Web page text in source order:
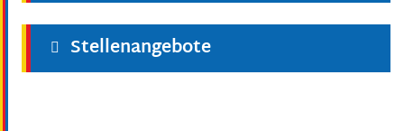
Stellenangebote